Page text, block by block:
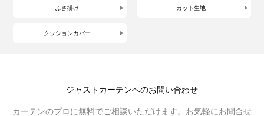
ふさ掛け カット生地
クッションカバー
ジャストカーテンへのお問い合わせ
カーテンのプロに無料でご相談いただけます。お気軽にお問合せ